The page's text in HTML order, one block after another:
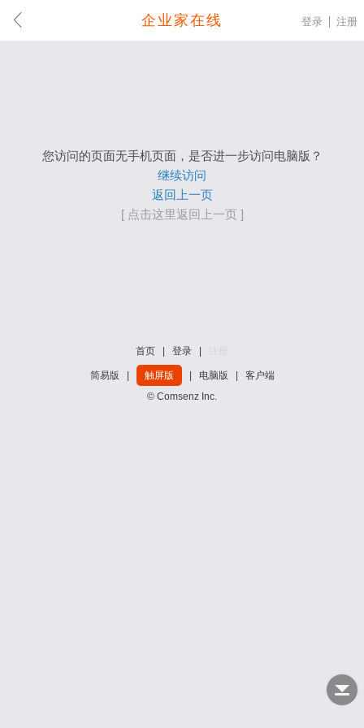
企业家在线 登录 注册
您访问的页面无手机页面，是否进一步访问电脑版？
继续访问
返回上一页
[ 点击这里返回上一页 ]
首页 登录
简易版 触屏版 电脑版
客户端
© Comsenz Inc.